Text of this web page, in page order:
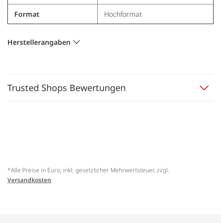
Format Hochformat
Herstellerangaben
Trusted Shops Bewertungen
*Alle Preise in Euro, inkl. gesetzlicher Mehrwertsteuer, zzgl.
Versandkosten